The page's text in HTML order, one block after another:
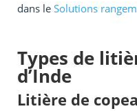
dans le Solutions
Types de
d’Inde
Litière de